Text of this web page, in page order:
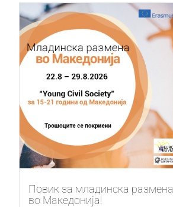
Повик за младинска размена
во Македонија!